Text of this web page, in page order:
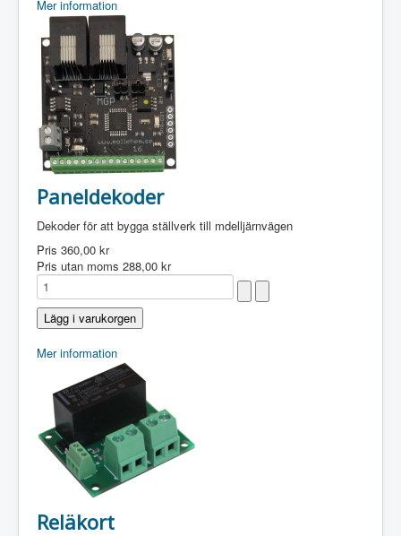
Mer information
Paneldekoder
Dekoder för att bygga ställverk till mdelljärnvägen
Pris 360,00 kr
Pris utan moms 288,00 kr
Mer information
Reläkort